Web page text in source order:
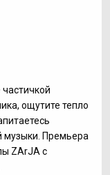
ощутите тепло
музыки. Премьера
ZArJA с